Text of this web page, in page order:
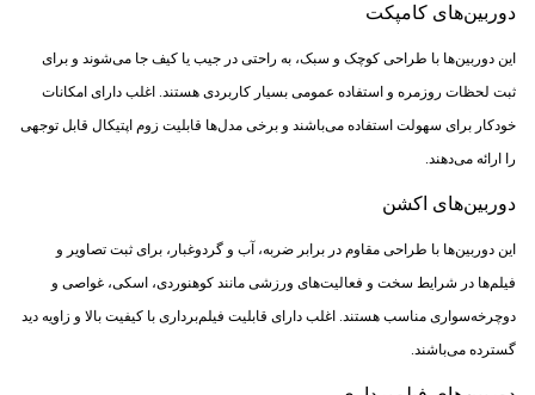
دوربین‌های کامپکت
این دوربین‌ها با طراحی کوچک و سبک، به راحتی در جیب یا کیف جا می‌شوند و برای
ثبت لحظات روزمره و استفاده عمومی بسیار کاربردی هستند. اغلب دارای امکانات
خودکار برای سهولت استفاده می‌باشند و برخی مدل‌ها قابلیت زوم اپتیکال قابل توجهی
را ارائه می‌دهند.
دوربین‌های اکشن
این دوربین‌ها با طراحی مقاوم در برابر ضربه، آب و گردوغبار، برای ثبت تصاویر و
فیلم‌ها در شرایط سخت و فعالیت‌های ورزشی مانند کوهنوردی، اسکی، غواصی و
دوچرخه‌سواری مناسب هستند. اغلب دارای قابلیت فیلم‌برداری با کیفیت بالا و زاویه دید
گسترده می‌باشند.